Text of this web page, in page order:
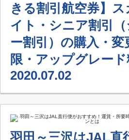
きる割引航空券】ス
イト・シニア割引
ー割引）の購入・変
限・アップグレー
2020.07.02
羽田～三沢はJAL直